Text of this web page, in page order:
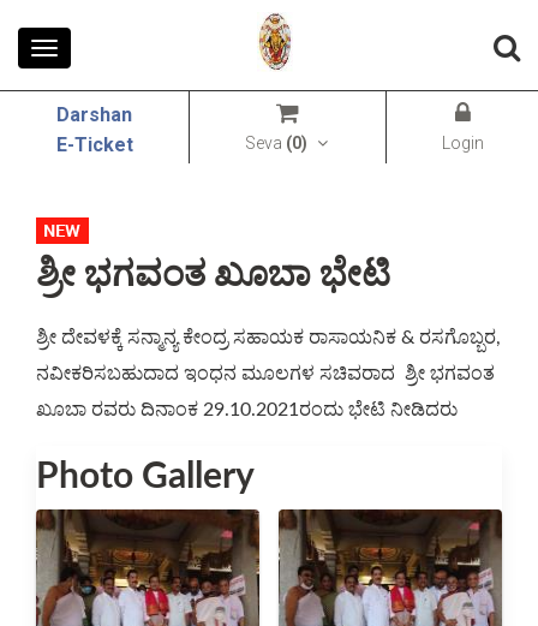
Darshan
E-Ticket
Seva (0) Login
Toggle
ಶ್ರೀ ಭಗವಂತ ಖೂಬಾ ಭೇಟಿ
ಶ್ರೀ ದೇವಳಕ್ಕೆ ಸನ್ಮಾನ್ಯ ಕೇಂದ್ರ ಸಹಾಯಕ ರಾಸಾಯನಿಕ & ರಸಗೊಬ್ಬರ,
ನವೀಕರಿಸಬಹುದಾದ ಇಂಧನ ಮೂಲಗಳ ಸಚಿವರಾದ  ಶ್ರೀ ಭಗವಂತ
ಖೂಬಾ ರವರು ದಿನಾಂಕ 29.10.2021ರಂದು ಭೇಟಿ ನೀಡಿದರು
Photo Gallery